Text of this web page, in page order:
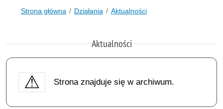
Strona główna Działania Aktualności
Aktualności
Strona znajduje się w archiwum.